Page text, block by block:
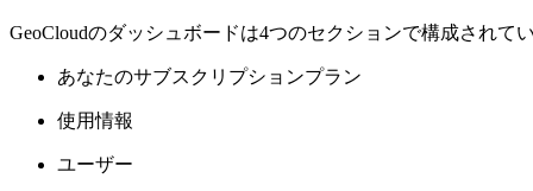
GeoCloudのダッシュボードは4つのセクションで構成されて
あなたのサブスクリプションプラン
使用情報
ユーザー